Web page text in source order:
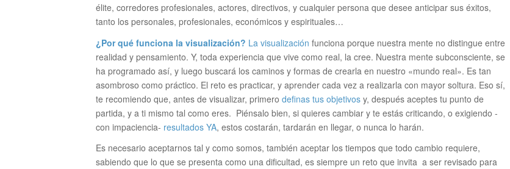
élite, corredores profesionales, actores, directivos, y cualquier persona que desee anticipar sus éxitos,
tanto los personales, profesionales, económicos y espirituales…
¿Por qué funciona la visualización? La visualización funciona porque nuestra mente no distingue entre
realidad y pensamiento. Y, toda experiencia que vive como real, la cree. Nuestra mente subconsciente, se
ha programado así, y luego buscará los caminos y formas de crearla en nuestro «mundo real». Es tan
asombroso como práctico. El reto es practicar, y aprender cada vez a realizarla con mayor soltura. Eso sí,
te recomiendo que, antes de visualizar, primero definas tus objetivos y, después aceptes tu punto de
partida, y a ti mismo tal como eres. Piénsalo bien, si quieres cambiar y te estás criticando, o exigiendo -
con impaciencia- resultados YA, estos costarán, tardarán en llegar, o nunca lo harán.
Es necesario aceptarnos tal y como somos, también aceptar los tiempos que todo cambio requiere,
sabiendo que lo que se presenta como una dificultad, es siempre un reto que invita a ser revisado para